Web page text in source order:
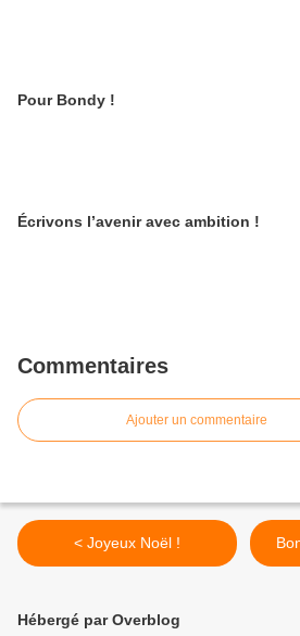
Pour Bondy !
Écrivons l’avenir avec ambition !
Commentaires
Ajouter un commentaire
< Joyeux Noël !
Hébergé par Overblog